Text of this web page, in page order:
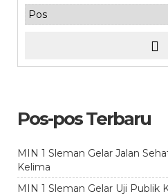
Pos-pos Terbaru
MIN 1 Sleman Gelar Jalan
Kelima
MIN 1 Sleman Gelar Uji Publik